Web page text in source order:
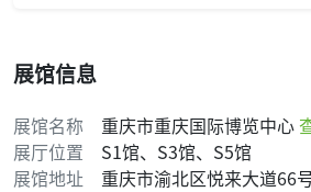
展馆信息
展馆名称 重庆市重庆国际博览中心
展厅位置
S1馆、S3馆、S5馆
展馆地址
重庆市渝北区悦来大道66